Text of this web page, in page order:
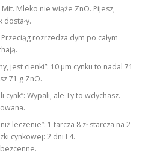
Mleko nie wiąże ZnO. Pijesz,
dostały.
rozrzedza dym po całym
jest cienki”: 10 µm cynku to nadal 71
71 g ZnO.
Wypali, ale Ty to wdychasz.
leczenie”: 1 tarcza 8 zł starcza na 2
cynkowej: 2 dni L4.